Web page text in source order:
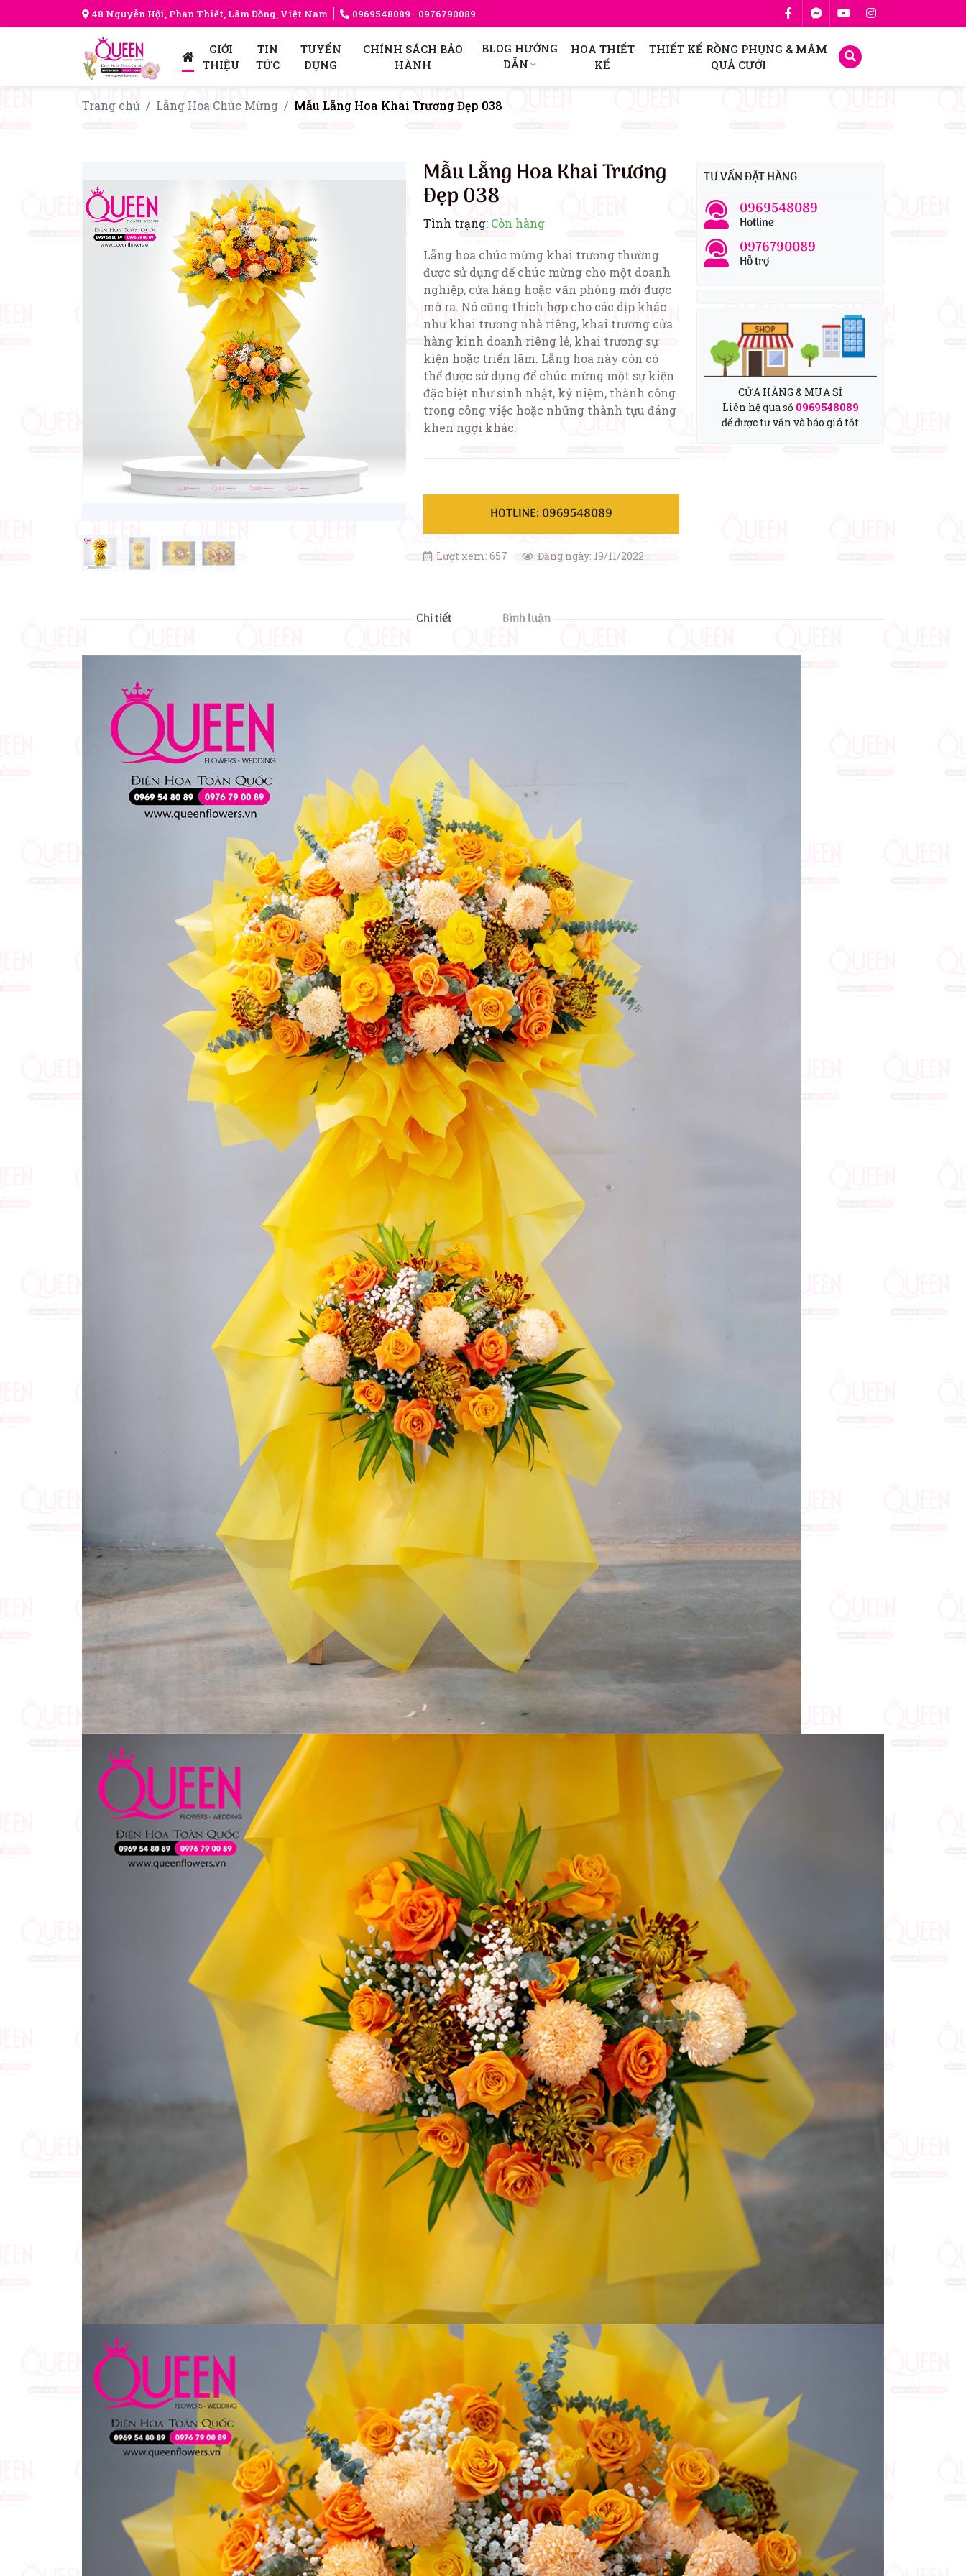
48 Nguyễn Hội, Phan Thiết, Lâm Đồng, Việt Nam 0969548089 - 0976790089
GIỚI
THIỆU
TIN
TỨC
TUYỂN
DỤNG
CHÍNH SÁCH BẢO
HÀNH
BLOG HƯỚNG
DẪN
HOA THIẾT
KẾ
THIẾT KẾ RỒNG PHỤNG & MÂM
QUẢ CƯỚI
Trang chủ Lẵng Hoa Chúc Mừng Mẫu Lẵng Hoa Khai Trương Đẹp 038
TƯ VẤN ĐẶT HÀNG
0969548089
Hotline
0976790089
Hỗ trợ
CỬA HÀNG & MUA SỈ
Liên hệ qua số 0969548089
để được tư vấn và báo giá tốt
Mẫu Lẵng Hoa Khai Trương
Đẹp 038
Tình trạng: Còn hàng
Lẵng hoa chúc mừng khai trương thường
được sử dụng để chúc mừng cho một doanh
nghiệp, cửa hàng hoặc văn phòng mới được
mở ra. Nó cũng thích hợp cho các dịp khác
như khai trương nhà riêng, khai trương cửa
hàng kinh doanh riêng lẻ, khai trương sự
kiện hoặc triển lãm. Lẵng hoa này còn có
thể được sử dụng để chúc mừng một sự kiện
đặc biệt như sinh nhật, kỷ niệm, thành công
trong công việc hoặc những thành tựu đáng
khen ngợi khác.
HOTLINE: 0969548089
Lượt xem: 657 Đăng ngày: 19/11/2022
Chi tiết Bình luận